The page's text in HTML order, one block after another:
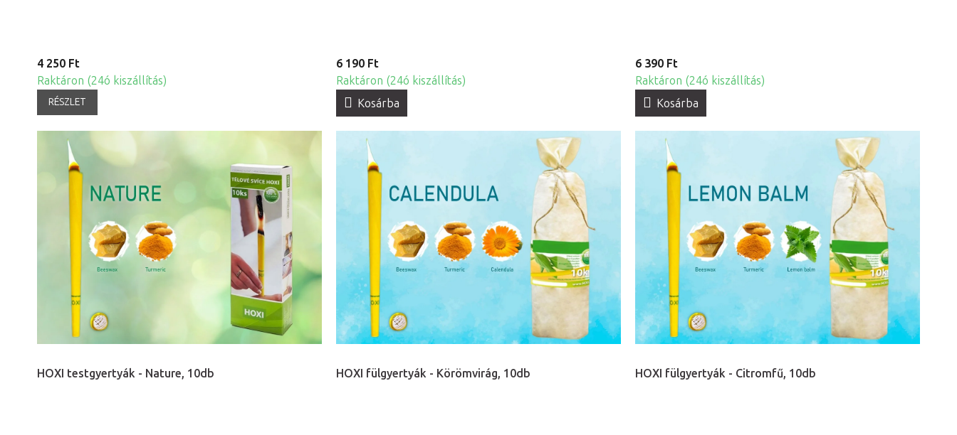
4 250 Ft
Raktáron (24ó kiszállítás)
RÉSZLET
6 190 Ft
Raktáron (24ó kiszállítás)
Kosárba
6 390 Ft
Raktáron (24ó kiszállítás)
Kosárba
HOXI testgyertyák - Nature, 10db HOXI fülgyertyák - Körömvirág, 10db HOXI fülgyertyák - Citromfű, 10db